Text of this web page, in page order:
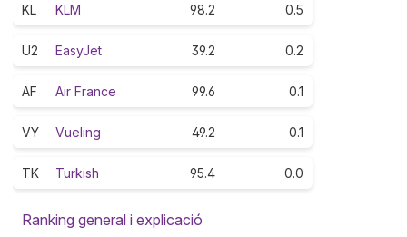
KL KLM 98.2 0.5
U2 EasyJet 39.2 0.2
AF Air France 99.6 0.1
VY Vueling 49.2 0.1
TK Turkish 95.4 0.0
Ranking general i explicació